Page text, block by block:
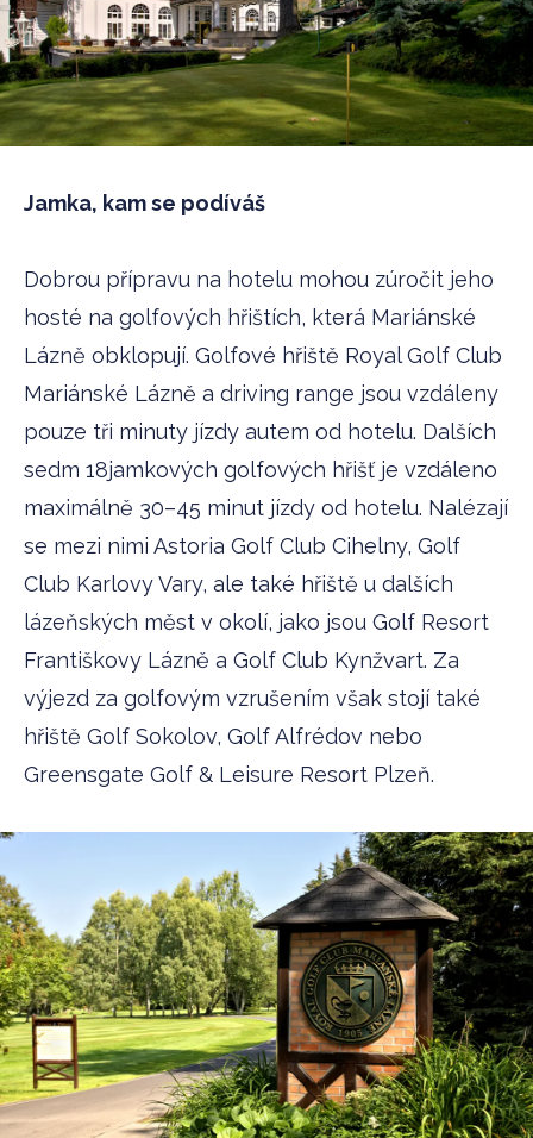
Jamka, kam se podíváš
Dobrou přípravu na hotelu mohou zúročit jeho
hosté na golfových hřištích, která Mariánské
Lázně obklopují. Golfové hřiště Royal Golf Club
Mariánské Lázně a driving range jsou vzdáleny
pouze tři minuty jízdy autem od hotelu. Dalších
sedm 18jamkových golfových hřišť je vzdáleno
maximálně 30–45 minut jízdy od hotelu. Nalézají
se mezi nimi Astoria Golf Club Cihelny, Golf
Club Karlovy Vary, ale také hřiště u dalších
lázeňských měst v okolí, jako jsou Golf Resort
Františkovy Lázně a Golf Club Kynžvart. Za
výjezd za golfovým vzrušením však stojí také
hřiště Golf Sokolov, Golf Alfrédov nebo
Greensgate Golf & Leisure Resort Plzeň.